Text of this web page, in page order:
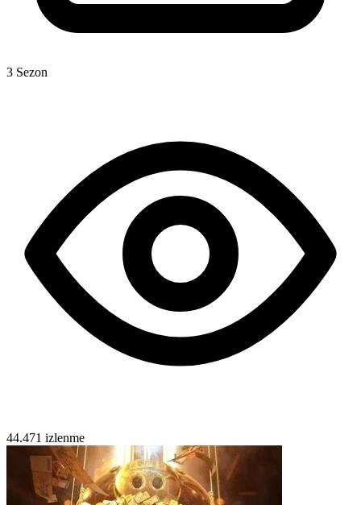
3 Sezon
44.471 izlenme